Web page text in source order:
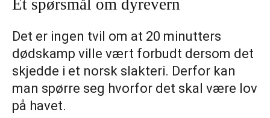
Et spørsmål om dyrevern
Det er ingen tvil om at 20 minutters
dødskamp ville vært forbudt dersom det
skjedde i et norsk slakteri. Derfor kan
man spørre seg hvorfor det skal være lov
på havet.